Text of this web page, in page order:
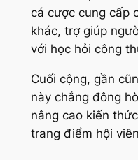
cá cược cung cấp
khác, trợ giúp
với học hỏi công
Cuối cộng, gần
này chẳng đông
nâng cao kiến
trang điểm hội